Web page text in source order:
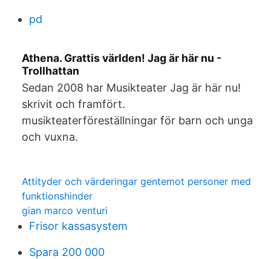
pd
Athena. Grattis världen! Jag är här nu -
Trollhattan
Sedan 2008 har Musikteater Jag är här nu!
skrivit och framfört.
musikteaterföreställningar för barn och unga
och vuxna.
Attityder och värderingar gentemot personer med
funktionshinder
gian marco venturi
Frisor kassasystem
Spara 200 000